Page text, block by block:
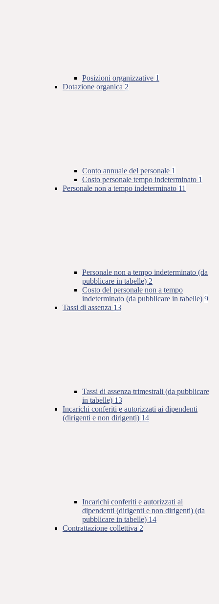
Posizioni organizzative 1
Dotazione organica 2
Conto annuale del personale 1
Costo personale tempo indeterminato 1
Personale non a tempo indeterminato 11
Personale non a tempo indeterminato (da
pubblicare in tabelle) 2
Costo del personale non a tempo
indeterminato (da pubblicare in tabelle) 9
Tassi di assenza 13
Tassi di assenza trimestrali (da pubblicare
in tabelle) 13
Incarichi conferiti e autorizzati ai dipendenti
(dirigenti e non dirigenti) 14
Incarichi conferiti e autorizzati ai
dipendenti (dirigenti e non dirigenti) (da
pubblicare in tabelle) 14
Contrattazione collettiva 2